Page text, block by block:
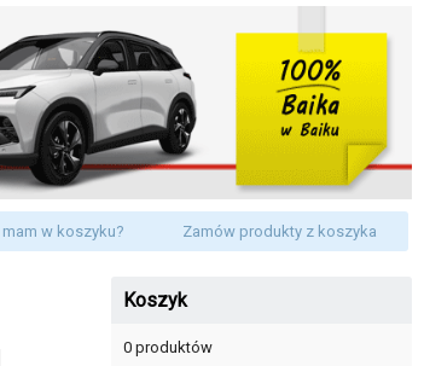
mam w koszyku? Zamów produkty z koszyka
Koszyk
0 produktów